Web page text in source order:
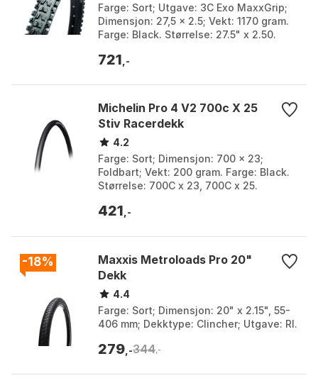
Farge: Sort; Utgave: 3C Exo MaxxGrip;
Dimensjon: 27,5 x 2.5; Vekt: 1170 gram.
Farge: Black. Størrelse: 27.5" x 2.50.
721 ,-
Michelin Pro 4 V2 700c X 25
Stiv Racerdekk
4.2
Farge: Sort; Dimensjon: 700 x 23;
Foldbart; Vekt: 200 gram. Farge: Black.
Størrelse: 700C x 23, 700C x 25.
421 ,-
-18%
Maxxis Metroloads Pro 20"
Dekk
4.4
Farge: Sort; Dimensjon: 20" x 2.15", 55-
406 mm; Dekktype: Clincher; Utgave: RI.
279 ,-344 ,-